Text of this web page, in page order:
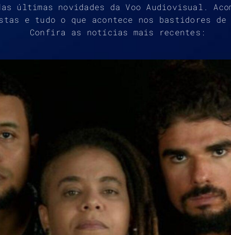
últimas novidades da Voo Audiovisual.
e tudo o que acontece nos bastidores de
Confira as notícias mais recentes: